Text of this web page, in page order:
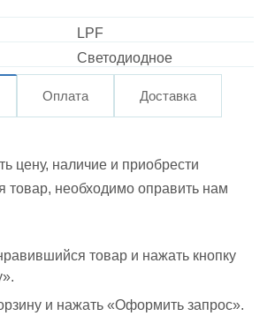
LPF
Светодиодное
Оплата Доставка
цену, наличие и приобрести
товар, необходимо оправить нам
товар и нажать кнопку
и нажать «Оформить запрос».